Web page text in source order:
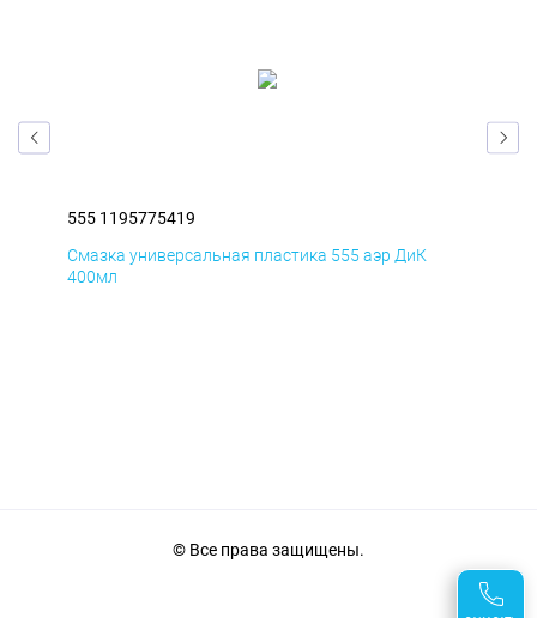
555 1195775419
Смазка универсальная пластика 555 аэр ДиК
400мл
© Все права защищены.